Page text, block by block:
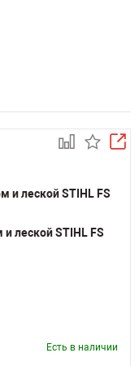
леской STIHL FS
Есть в наличии